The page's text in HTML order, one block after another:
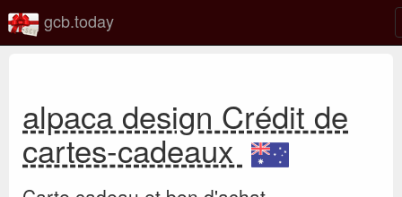
gcb.today
alpaca design Crédit de
cartes-cadeaux